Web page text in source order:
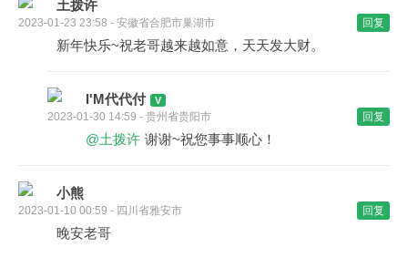
土拨许
2023-01-23 23:58 - 安徽省合肥市巢湖市 回复
新年快乐~祝老哥越来越如意，天天发大财。
I'M代代付
2023-01-30 14:59 - 贵州省贵阳市 回复
@土拨许 谢谢~祝您事事顺心！
小熊
2023-01-10 00:59 - 四川省雅安市 回复
晚安老哥